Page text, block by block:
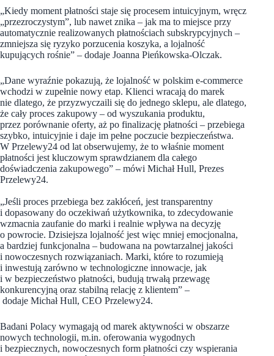
„Kiedy moment płatności staje się procesem intuicyjnym, wręcz
„przezroczystym”, lub nawet znika – jak ma to miejsce przy
automatycznie realizowanych płatnościach subskrypcyjnych –
zmniejsza się ryzyko porzucenia koszyka, a lojalność
kupujących rośnie” – dodaje Joanna Pieńkowska-Olczak.
„Dane wyraźnie pokazują, że lojalność w polskim e-commerce
wchodzi w zupełnie nowy etap. Klienci wracają do marek
nie dlatego, że przyzwyczaili się do jednego sklepu, ale dlatego,
że cały proces zakupowy – od wyszukania produktu,
przez porównanie oferty, aż po finalizację płatności – przebiega
szybko, intuicyjnie i daje im pełne poczucie bezpieczeństwa.
W Przelewy24 od lat obserwujemy, że to właśnie moment
płatności jest kluczowym sprawdzianem dla całego
doświadczenia zakupowego” – mówi Michał Hull, Prezes
Przelewy24.
„Jeśli proces przebiega bez zakłóceń, jest transparentny
i dopasowany do oczekiwań użytkownika, to zdecydowanie
wzmacnia zaufanie do marki i realnie wpływa na decyzję
o powrocie. Dzisiejsza lojalność jest więc mniej emocjonalna,
a bardziej funkcjonalna – budowana na powtarzalnej jakości
i nowoczesnych rozwiązaniach. Marki, które to rozumieją
i inwestują zarówno w technologiczne innowacje, jak
i w bezpieczeństwo płatności, budują trwałą przewagę
konkurencyjną oraz stabilną relację z klientem” –
dodaje Michał Hull, CEO Przelewy24.
Badani Polacy wymagają od marek aktywności w obszarze
nowych technologii, m.in. oferowania wygodnych
i bezpiecznych, nowoczesnych form płatności czy wspierania